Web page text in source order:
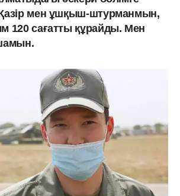
мен ұшқыш-штурманмын,
120 сағатты құрайды. Мен